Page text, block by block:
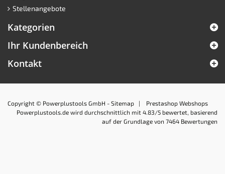
Stellenangebote
Kategorien
Ihr Kundenbereich
Kontakt
Copyright © Powerplustools GmbH - Sitemap | Prestashop Webshops
Powerplustools.de wird durchschnittlich mit 4.83/5 bewertet, basierend
auf der Grundlage von 7464 Bewertungen